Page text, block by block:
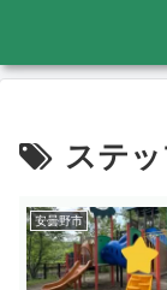
ステ
安曇野市